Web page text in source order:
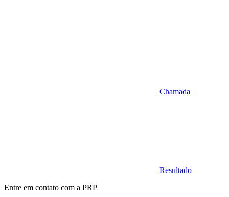
Chamada
Resultado
Entre em contato com a PRP